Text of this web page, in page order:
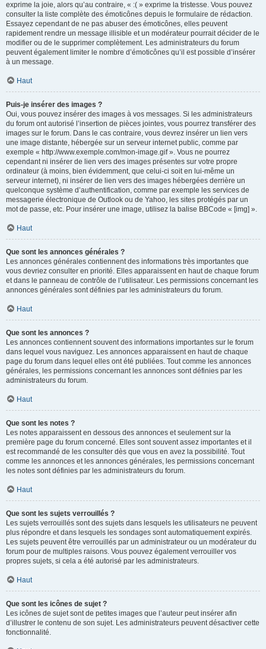
exprime la joie, alors qu’au contraire, « :( » exprime la tristesse. Vous pouvez
consulter la liste complète des émoticônes depuis le formulaire de rédaction.
Essayez cependant de ne pas abuser des émoticônes, elles peuvent
rapidement rendre un message illisible et un modérateur pourrait décider de le
modifier ou de le supprimer complètement. Les administrateurs du forum
peuvent également limiter le nombre d’émoticônes qu’il est possible d’insérer
à un message.
Haut
Puis-je insérer des images ?
Oui, vous pouvez insérer des images à vos messages. Si les administrateurs
du forum ont autorisé l’insertion de pièces jointes, vous pourrez transférer des
images sur le forum. Dans le cas contraire, vous devrez insérer un lien vers
une image distante, hébergée sur un serveur internet public, comme par
exemple « http://www.exemple.com/mon-image.gif ». Vous ne pourrez
cependant ni insérer de lien vers des images présentes sur votre propre
ordinateur (à moins, bien évidemment, que celui-ci soit en lui-même un
serveur internet), ni insérer de lien vers des images hébergées derrière un
quelconque système d’authentification, comme par exemple les services de
messagerie électronique de Outlook ou de Yahoo, les sites protégés par un
mot de passe, etc. Pour insérer une image, utilisez la balise BBCode « [img] ».
Haut
Que sont les annonces générales ?
Les annonces générales contiennent des informations très importantes que
vous devriez consulter en priorité. Elles apparaissent en haut de chaque forum
et dans le panneau de contrôle de l’utilisateur. Les permissions concernant les
annonces générales sont définies par les administrateurs du forum.
Haut
Que sont les annonces ?
Les annonces contiennent souvent des informations importantes sur le forum
dans lequel vous naviguez. Les annonces apparaissent en haut de chaque
page du forum dans lequel elles ont été publiées. Tout comme les annonces
générales, les permissions concernant les annonces sont définies par les
administrateurs du forum.
Haut
Que sont les notes ?
Les notes apparaissent en dessous des annonces et seulement sur la
première page du forum concerné. Elles sont souvent assez importantes et il
est recommandé de les consulter dès que vous en avez la possibilité. Tout
comme les annonces et les annonces générales, les permissions concernant
les notes sont définies par les administrateurs du forum.
Haut
Que sont les sujets verrouillés ?
Les sujets verrouillés sont des sujets dans lesquels les utilisateurs ne peuvent
plus répondre et dans lesquels les sondages sont automatiquement expirés.
Les sujets peuvent être verrouillés par un administrateur ou un modérateur du
forum pour de multiples raisons. Vous pouvez également verrouiller vos
propres sujets, si cela a été autorisé par les administrateurs.
Haut
Que sont les icônes de sujet ?
Les icônes de sujet sont de petites images que l’auteur peut insérer afin
d’illustrer le contenu de son sujet. Les administrateurs peuvent désactiver cette
fonctionnalité.